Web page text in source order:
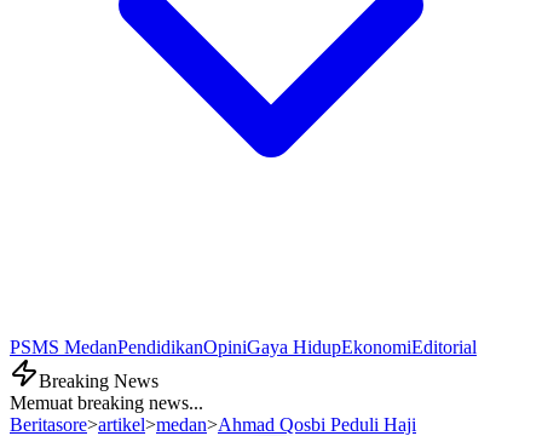
PSMS MedanPendidikanOpiniGaya HidupEkonomiEditorial
Breaking News
Memuat breaking news...
Beritasore>artikel>medan>Ahmad Qosbi Peduli Haji